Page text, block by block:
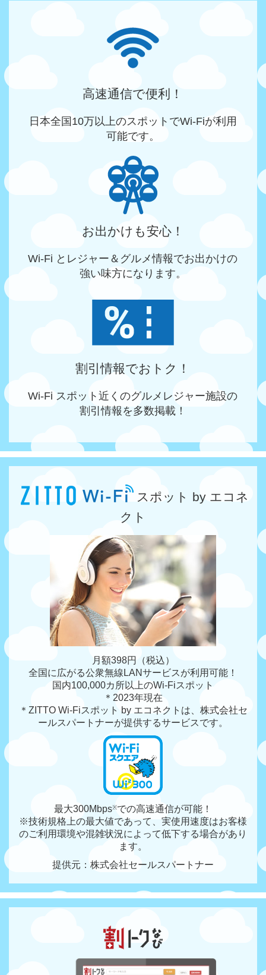
高速通信で便利！
日本全国10万以上のスポットでWi-Fiが利用
可能です。
お出かけも安心！
Wi-Fi とレジャー＆グルメ情報でお出かけの
強い味方になります。
割引情報でおトク！
Wi-Fi スポット近くのグルメレジャー施設の
割引情報を多数掲載！
スポット by エコネ
クト
月額398円（税込）
全国に広がる公衆無線LANサービスが利用可能！
国内100,000カ所以上のWi-Fiスポット
＊2023年現在
＊ZITTO Wi-Fiスポット by エコネクトは、株式会社セ
ールスパートナーが提供するサービスです。
最大300Mbps※での高速通信が可能！
※技術規格上の最大値であって、実使用速度はお客様
のご利用環境や混雑状況によって低下する場合があり
ます。
提供元：株式会社セールスパートナー